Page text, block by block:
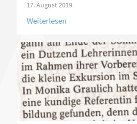
17. August 2019